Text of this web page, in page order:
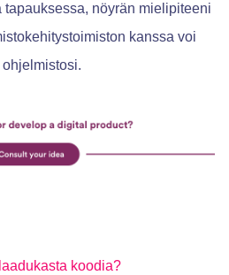
nöyrän mielipiteeni
kanssa voi
koodia?